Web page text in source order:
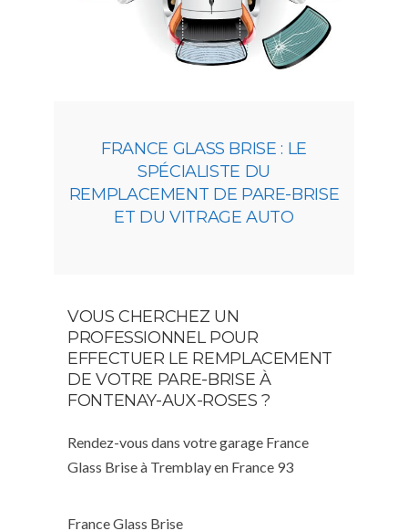
FRANCE GLASS BRISE : LE
SPÉCIALISTE DU
REMPLACEMENT DE PARE-BRISE
ET DU VITRAGE AUTO
VOUS CHERCHEZ UN
PROFESSIONNEL POUR
EFFECTUER LE REMPLACEMENT
DE VOTRE PARE-BRISE À
FONTENAY-AUX-ROSES ?
Rendez-vous dans votre garage France
Glass Brise à Tremblay en France 93
France Glass Brise